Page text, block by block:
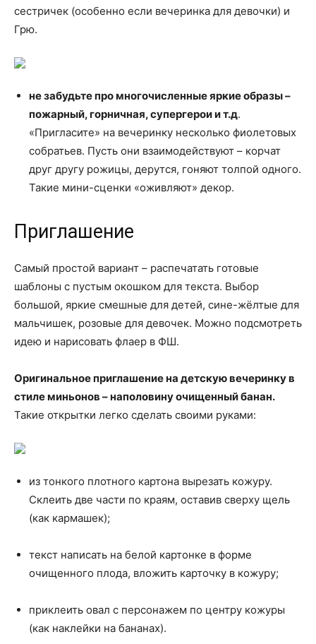
сестричек (особенно если вечеринка для девочки) и
Грю.
не забудьте про многочисленные яркие образы –
пожарный, горничная, супергерои и т.д.
«Пригласите» на вечеринку несколько фиолетовых
собратьев. Пусть они взаимодействуют – корчат
друг другу рожицы, дерутся, гоняют толпой одного.
Такие мини-сценки «оживляют» декор.
Приглашение
Самый простой вариант – распечатать готовые
шаблоны с пустым окошком для текста. Выбор
большой, яркие смешные для детей, сине-жёлтые для
мальчишек, розовые для девочек. Можно подсмотреть
идею и нарисовать флаер в ФШ.
Оригинальное приглашение на детскую вечеринку в
стиле миньонов – наполовину очищенный банан.
Такие открытки легко сделать своими руками:
из тонкого плотного картона вырезать кожуру.
Склеить две части по краям, оставив сверху щель
(как кармашек);
текст написать на белой картонке в форме
очищенного плода, вложить карточку в кожуру;
приклеить овал с персонажем по центру кожуры
(как наклейки на бананах).